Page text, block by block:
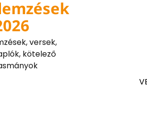
versek,
kötelező